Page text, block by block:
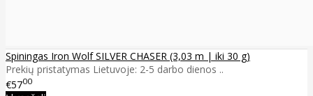
Spiningas Iron Wolf SILVER CHASER (3,03 m | iki 30 g)
Prekių pristatymas Lietuvoje: 2-5 darbo dienos ..
€5700